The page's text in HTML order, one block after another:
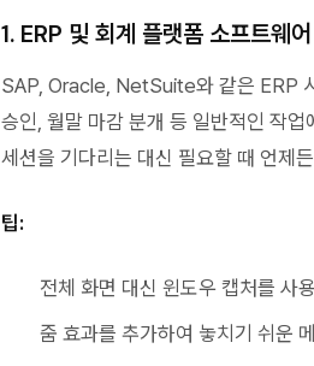
1. ERP 및 회계 플랫폼 소프트웨
SAP, Oracle, NetSuite와 같은 ERP
승인, 월말 마감 분개 등 일반적인 작
세션을 기다리는 대신 필요할 때 언제
팁:
전체 화면 대신 윈도우 캡처를 사
줌 효과를 추가하여 놓치기 쉬운